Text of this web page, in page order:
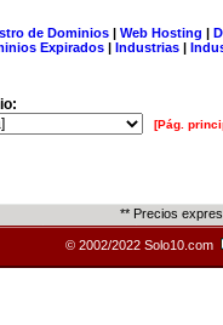
de Dominios| Web Hosting |
Expirados | Industrias |
[Pág.
** Precios
© 2002/2022 Solo10.com